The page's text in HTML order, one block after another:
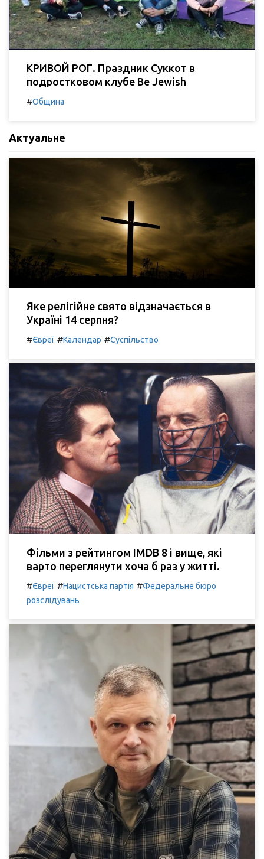
КРИВОЙ РОГ. Праздник Суккот в
подростковом клубе Be Jewish
#Община
Актуальне
Яке релігійне свято відзначається в
Україні 14 серпня?
#Євреї #Календар #Суспільство
Фільми з рейтингом IMDB 8 і вище, які
варто переглянути хоча б раз у житті.
#Євреї #Нацистська партія #Федеральне бюро
розслідувань